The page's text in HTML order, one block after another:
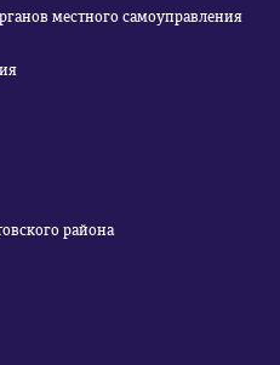
местного самоуправления
района